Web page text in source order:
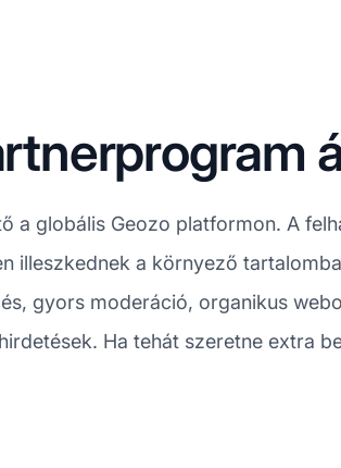
a globális Geozo platformon. A
illeszkednek a környező
gyors moderáció, organikus
Ha tehát szeretne extra